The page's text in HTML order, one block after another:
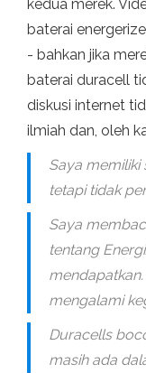
kedua merek.
baterai
- bahkan jika
baterai duracell
diskusi internet
ilmiah dan, oleh
Saya
tetapi tidak
Saya
tentang
mengalami
Duracells
masih ada